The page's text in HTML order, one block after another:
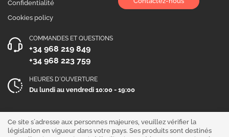
Confidentialité
Cookies policy
COMMANDES ET QUESTIONS
+34 968 219 849
+34 968 223 759
HEURES D´OUVERTURE
Du lundi au vendredi 10:00 - 19:00
Ce site s´adresse aux personnes majeures, veuillez vérifier la
législation en vigueur dans votre pays. Ses produits sont destinés